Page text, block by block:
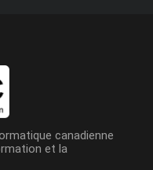
canadienne
et la